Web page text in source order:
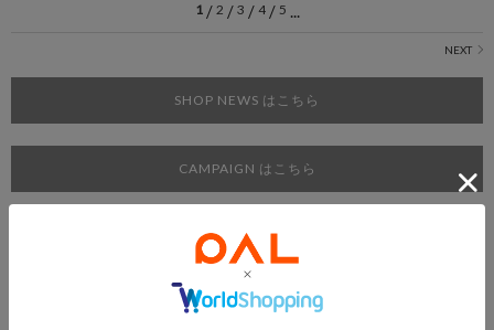
1/ 2 / 3 / 4/ 5 ...
SHOP NEWS はこちら
CAMPAIGN はこちら